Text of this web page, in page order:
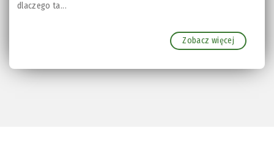
dlaczego ta...
Zobacz więcej